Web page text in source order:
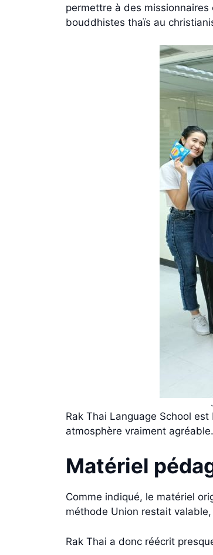
permettre à des
bouddhistes thaïs au
Rak Thai Language School
atmosphère vraiment
Matériel
Comme indiqué, le matériel
méthode Union restait
Rak Thai a donc réécrit